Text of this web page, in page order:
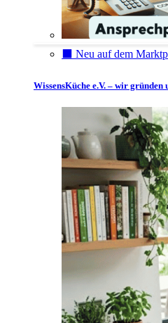
⬛️ Neu auf dem
WissensKüche e.V. – wir